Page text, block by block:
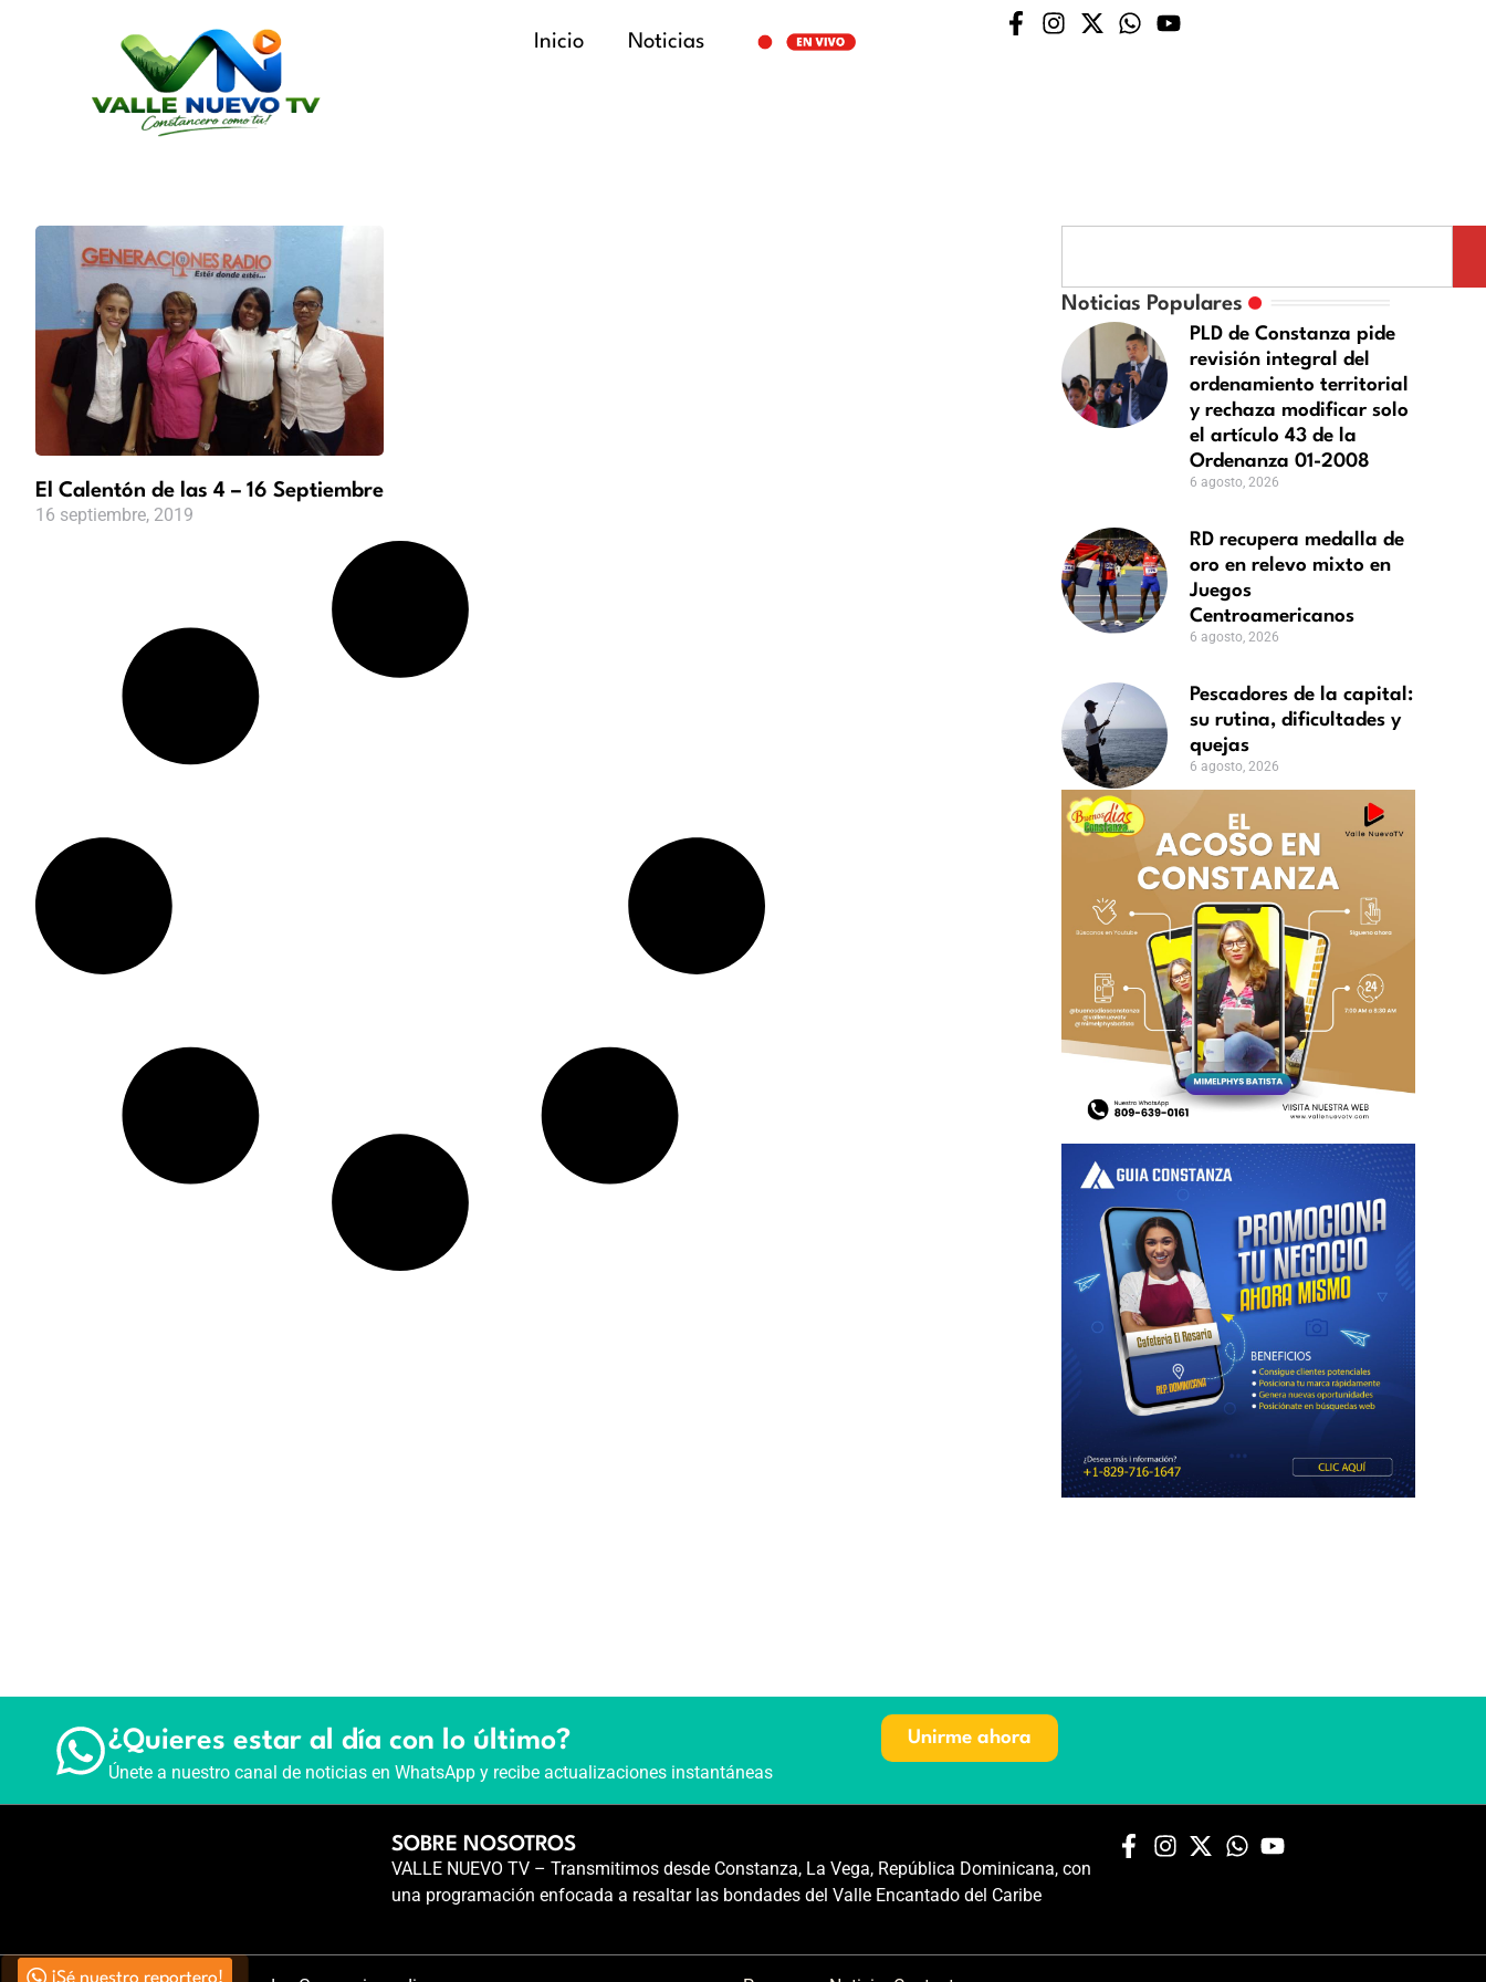
Inicio Noticias
El Calentón de las 4 – 16 Septiembre
16 septiembre, 2019
Noticias Populares
PLD de Constanza pide
revisión integral del
ordenamiento territorial
y rechaza modificar solo
el artículo 43 de la
Ordenanza 01-2008
6 agosto, 2026
RD recupera medalla de
oro en relevo mixto en
Juegos
Centroamericanos
6 agosto, 2026
Pescadores de la capital:
su rutina, dificultades y
quejas
6 agosto, 2026
¿Quieres estar al día con lo último?
Únete a nuestro canal de noticias en WhatsApp y recibe actualizaciones instantáneas
Unirme ahora
SOBRE NOSOTROS
VALLE NUEVO TV – Transmitimos desde Constanza, La Vega, República Dominicana, con
una programación enfocada a resaltar las bondades del Valle Encantado del Caribe